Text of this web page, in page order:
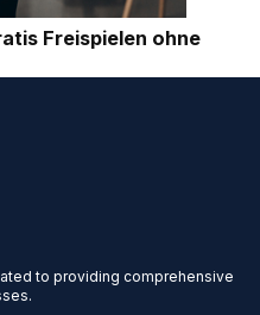
Freispielen ohne
to providing comprehensive